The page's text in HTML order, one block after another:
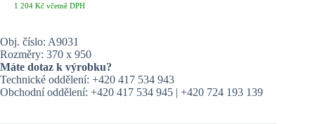
1 204 Kč včetně DPH
Obj. číslo: A9031
Rozměry: 370 x 950
Máte dotaz k výrobku?
Technické oddělení: +420 417 534 943
Obchodní oddělení: +420 417 534 945 | +420 724 193 139